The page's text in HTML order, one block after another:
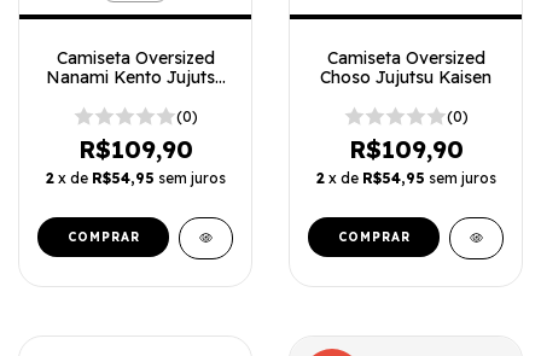
Camiseta Oversized
Nanami Kento Jujutsu
(0)
R$109,90
2 x de R$54,95 sem juros
COMPRAR
Camiseta Oversized
Choso Jujutsu Kaisen
(0)
R$109,90
2 x de R$54,95 sem juros
COMPRAR